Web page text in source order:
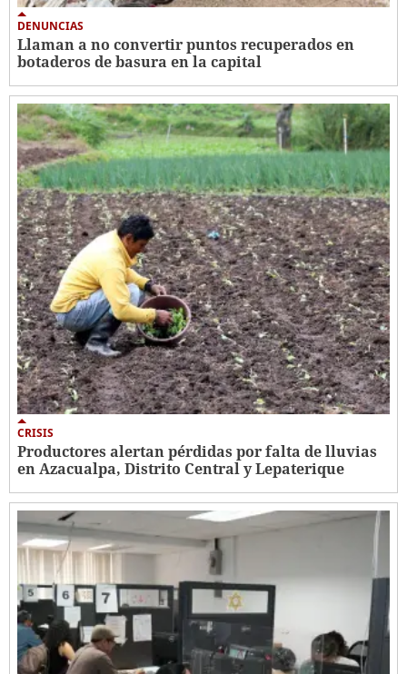
DENUNCIAS
Llaman a no convertir puntos recuperados en
botaderos de basura en la capital
CRISIS
Productores alertan pérdidas por falta de lluvias
en Azacualpa, Distrito Central y Lepaterique